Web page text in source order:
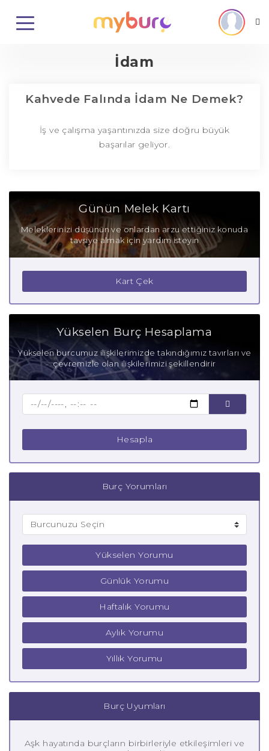
İdam
Kahvede Falında İdam Ne Demek?
İş ve çalışma yaşantınızda size doğru büyük
başarılar geliyor.
Günün Melek Kartı
Meleklerinizi düşünün ve onlardan arzu ettiğiniz konuda
tavsiye almak için yardım isteyin
Kart Çek
Yükselen Burç Hesaplama
Yükselen burcumuz ilişkilerimizde takındığımız tavırları ve
çevremizle olan ilişkilerimizi şekillendirir
Hesapla
Burç Yorumları
Yükselen Yorumu
Günlük Yorumu
Haftalık Yorumu
Aylık Yorumu
Yıllık Yorumu
Burç Uyumları
Aşk hayatında burçların birbirleriyle etkileşimleri ve